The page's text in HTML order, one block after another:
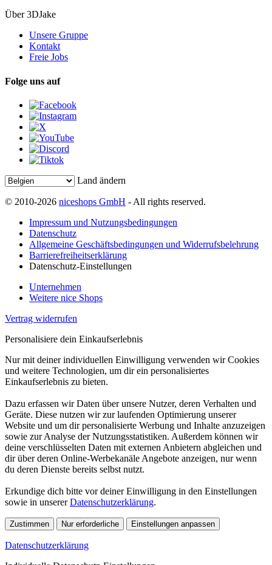
Über 3DJake
Unsere Gruppe
Kontakt
Freie Jobs
Folge uns auf
Land ändern
© 2010-2026 niceshops GmbH - All rights reserved.
Impressum und Nutzungsbedingungen
Datenschutz
Allgemeine Geschäftsbedingungen und Widerrufsbelehrung
Barrierefreiheitserklärung
Datenschutz-Einstellungen
Unternehmen
Weitere nice Shops
Vertrag widerrufen
Personalisiere dein Einkaufserlebnis
Nur mit deiner individuellen Einwilligung verwenden wir Cookies
und weitere Technologien, um dir ein personalisiertes
Einkaufserlebnis zu bieten.
Dazu erfassen wir Daten über unsere Nutzer, deren Verhalten und
Geräte. Diese nutzen wir zur laufenden Optimierung unserer
Website und um dir personalisierte Werbung und Inhalte anzuzeigen
sowie zur Analyse der Nutzungsstatistiken. Außerdem können wir
deine verschlüsselten Daten mit externen Anbietern abgleichen und
dir über deren Online-Werbekanäle Angebote anzeigen, nur wenn
du deren Dienste bereits selbst nutzt.
Erkundige dich bitte vor deiner Einwilligung in den Einstellungen
sowie in unsererDatenschutzerklärung.
Zustimmen Nur erforderliche Einstellungen anpassen
Datenschutzerklärung